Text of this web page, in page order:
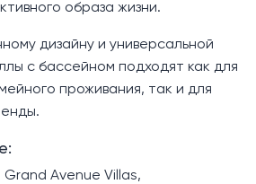
образа жизни.
дизайну и универсальной
с бассейном подходят как для
проживания, так и для
Avenue Villas,